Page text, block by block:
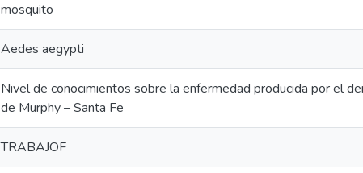
mosquito
Aedes aegypti
Nivel de conocimientos sobre la enfermedad producida por el
de Murphy – Santa Fe
TRABAJOF